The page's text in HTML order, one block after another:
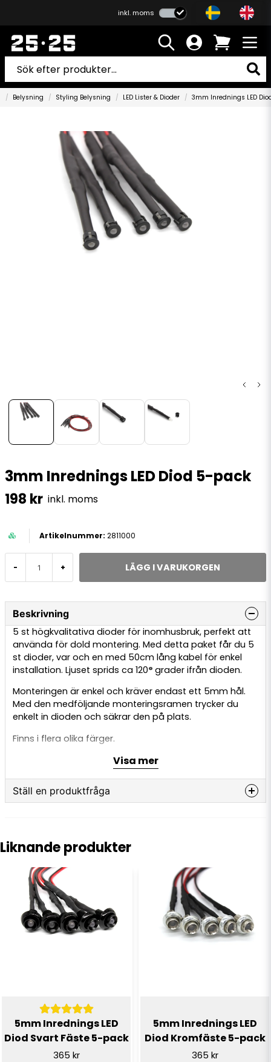
inkl. moms
Belysning Styling Belysning LED Lister & Dioder 3mm Inrednings LED
3mm Inrednings LED Diod 5-pack
198 kr inkl. moms
2811000
- + LÄGG I VARUKORGEN
Beskrivning
5 st högkvalitativa dioder för inomhusbruk, perfekt att
använda för dold montering. Med detta paket får du 5
st dioder, var och en med 50cm lång kabel för enkel
installation. Ljuset sprids ca 120° grader ifrån dioden.
Monteringen är enkel och kräver endast ett 5mm hål.
Med den medföljande monteringsramen trycker du
enkelt in dioden och säkrar den på plats.
Finns i flera olika färger.
Visa mer
Ställ en produktfråga
name
Namn
email
E-postadress
Liknande produkter
5mm Inrednings LED
Diod Svart Fäste 5-pack
365 kr
5mm Inrednings LED
Diod Kromfäste 5-pack
365 kr